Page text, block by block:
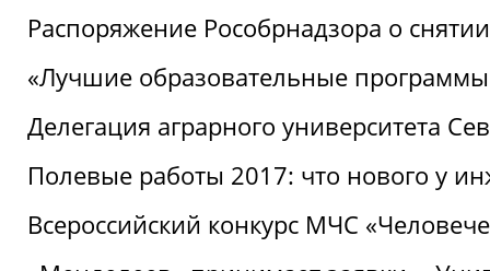
Распоряжение Рособрнадзора о
«Лучшие образовательные
Делегация аграрного университета
Полевые работы 2017: что нового у
Всероссийский конкурс МЧС